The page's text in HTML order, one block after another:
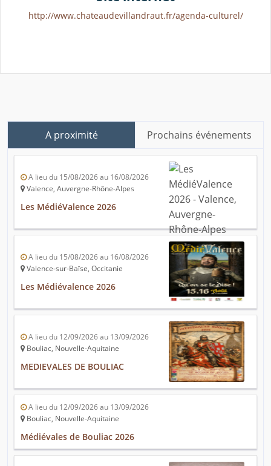
http://www.chateaudevillandraut.fr/agenda-culturel/
A proximité Prochains événements
A lieu du 15/08/2026 au 16/08/2026
Valence, Auvergne-Rhône-Alpes
Les MédiéValence 2026
A lieu du 15/08/2026 au 16/08/2026
Valence-sur-Baïse, Occitanie
Les Médiévalence 2026
A lieu du 12/09/2026 au 13/09/2026
Bouliac, Nouvelle-Aquitaine
MEDIEVALES DE BOULIAC
A lieu du 12/09/2026 au 13/09/2026
Bouliac, Nouvelle-Aquitaine
Médiévales de Bouliac 2026